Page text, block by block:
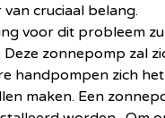
cruciaal belang.
voor dit probleem
Deze zonnepomp zal
handpompen zich
maken. Een